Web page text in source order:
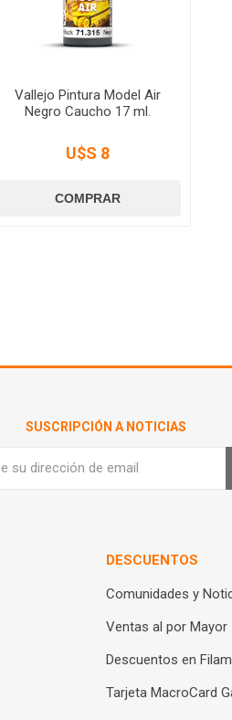
Vallejo Pintura Model Air
Negro Caucho 17 ml.
U$S 8
SUSCRIPCIÓN A NOTICIAS
DESCUENTOS
Comunidades y
Ventas al por Mayor
Descuentos en
Tarjeta MacroCard